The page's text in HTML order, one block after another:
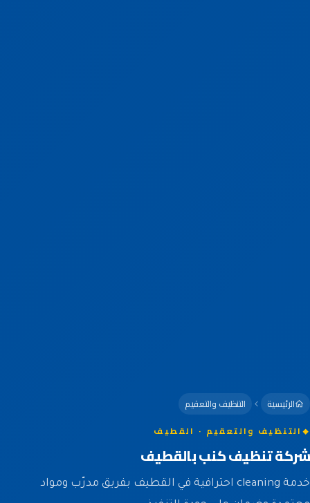
الرئيسية التنظيف والتعقيم
التنظيف والتعقيم · القطيف
شركة تنظيف كنب بالقطيف
خدمة cleaning احترافية في القطيف بفريق مدرّب ومواد